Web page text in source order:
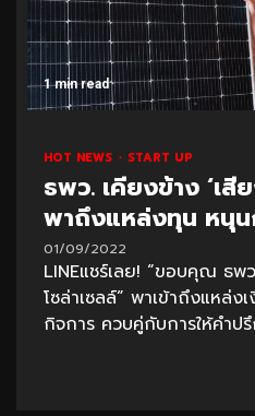
1 min read
HOT NEWS START UP
ธพว. เคียงข้าง ‘เสี
พาถึงแหล่งทุน หนุน
01/09/2022
LINEแชร์เลย! “ขอบคุณ ธพ
โซล่าเซลล์” พาเข้าถึงแหล่
กิจการ ควบคู่กับการให้คำป